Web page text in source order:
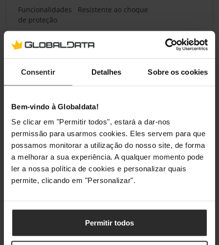
Consentir Detalhes Sobre os cookies
Bem-vindo à Globaldata!
Se clicar em "Permitir todos", estará a dar-nos
permissão para usarmos cookies. Eles servem para que
possamos monitorar a utilização do nosso site, de forma
a melhorar a sua experiência. A qualquer momento pode
ler a nossa política de cookies e personalizar quais
permite, clicando em "Personalizar".
Permitir todos
Funcionalidades
de proteção
Resistente ao choque
Cor do produto Preto
Gestão de energia
alimentação
Voltagem da
entrada
Consumo de
energia
100 mA
Classificações